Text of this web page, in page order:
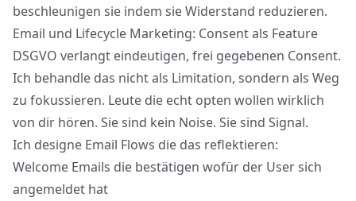
beschleunigen sie indem sie Widerstand reduzieren.
Email und Lifecycle Marketing: Consent als Feature
DSGVO verlangt eindeutigen, frei gegebenen Consent.
Ich behandle das nicht als Limitation, sondern als Weg
zu fokussieren. Leute die echt opten wollen wirklich
von dir hören. Sie sind kein Noise. Sie sind Signal.
Ich designe Email Flows die das reflektieren:
Welcome Emails die bestätigen wofür der User sich
angemeldet hat